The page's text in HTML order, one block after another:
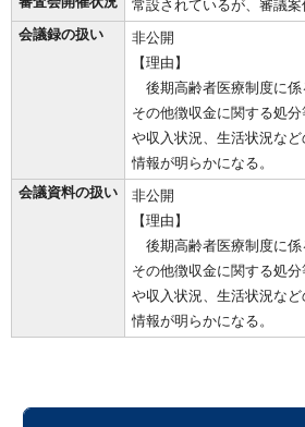
常設されているが、審議
会議録の扱い
非公開
【理由】
後期高齢者医療制度に係
その他徴収金に関する処
や収入状況、生活状況な
情報が明らかになる。
会議資料の扱い
非公開
【理由】
後期高齢者医療制度に係
その他徴収金に関する処
や収入状況、生活状況な
情報が明らかになる。